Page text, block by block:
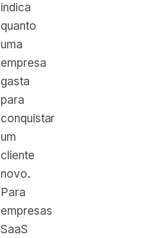
indica
quanto
uma
empresa
gasta
para
conquistar
um
cliente
novo.
Para
empresas
SaaS